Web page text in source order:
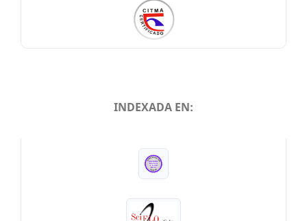
INDEXADA EN: